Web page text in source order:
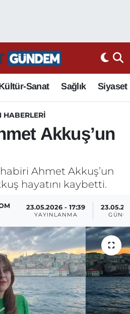
Sanat Sağlık Siyaset
HABERLERI
Akkuş’un
Ahmet Akkuş’un
hayatını kaybetti.
23.05.2026 - 17:39
YAYINLANMA